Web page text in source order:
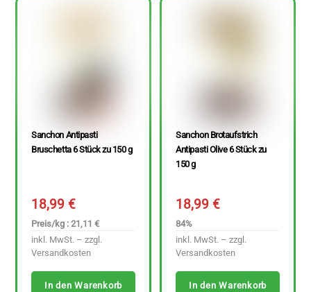
Sanchon Antipasti
Bruschetta 6 Stück zu 150 g
18,99€
Preis/kg : 21,11 €
inkl. MwSt. – zzgl.
Versandkosten
In den Warenkorb
Sanchon Brotaufstrich
Antipasti Olive 6 Stück zu
150 g
18,99€
84%
inkl. MwSt. – zzgl.
Versandkosten
In den Warenkorb